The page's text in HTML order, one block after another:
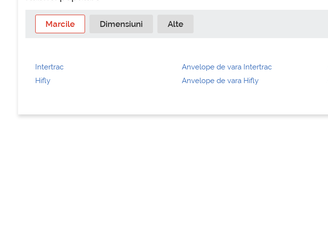
Marcile Dimensiuni Alte
Intertrac Anvelope de vara Intertrac
Hifly
Anvelope de vara Hifly